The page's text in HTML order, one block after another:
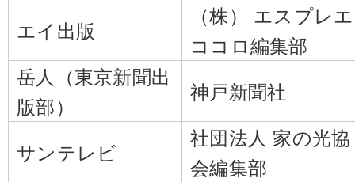
エイ出版
（株） エスプレエ
ココロ編集部
岳人（東京新聞出
版部）
神戸新聞社
サンテレビ
社団法人 家の光協
会編集部